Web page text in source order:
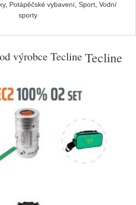
, Potápěčské vybavení Sport Vodní
sporty
výrobce Tecline Tecline